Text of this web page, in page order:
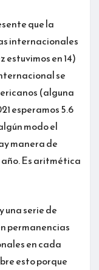
que la
internacionales
estuvimos en 14)
se
(alguna
esperamos 5.6
modo el
manera de
año. Es aritmética
una serie de
permanencias
en cada
esto porque